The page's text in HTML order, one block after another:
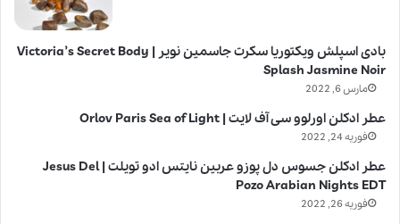
بادی اسپلش ویکتوریا سکرت جاسمین نویر | Victoria’s Secret Body
Splash Jasmine Noir
مارس 6, 2022
عطر ادکلن اورلوو سی آف لایت | Orlov Paris Sea of Light
فوریه 24, 2022
عطر ادکلن جسوس دل پوزو عربین نایتس ادو تویلت | Jesus Del
Pozo Arabian Nights EDT
فوریه 26, 2022